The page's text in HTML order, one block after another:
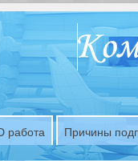
работа Причины